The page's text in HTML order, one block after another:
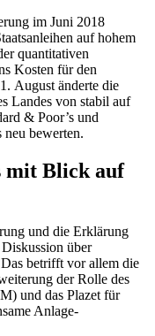
im Juni 2018
auf hohem
quantitativen
Kosten für den
August änderte die
Landes von stabil auf
& Poor’s und
bewerten.
mit Blick auf
und die Erklärung
über
betrifft vor allem die
der Rolle des
und das Plazet für
Anlage­